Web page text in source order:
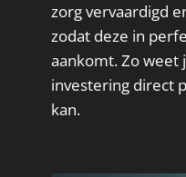
zorg vervaardigd
zodat deze in
aankomt. Zo weet
investering direct
kan.